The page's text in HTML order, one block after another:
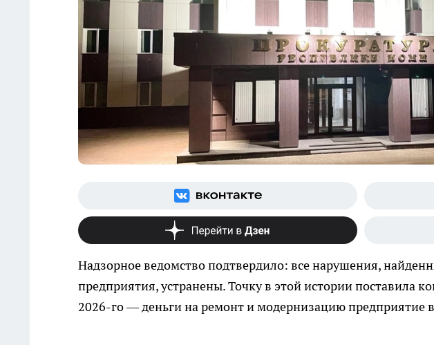
Надзорное ведомство подтвердило: все нарушения,
предприятия, устранены. Точку в этой истории поставила
2026-го — деньги на ремонт и модернизацию предприятие